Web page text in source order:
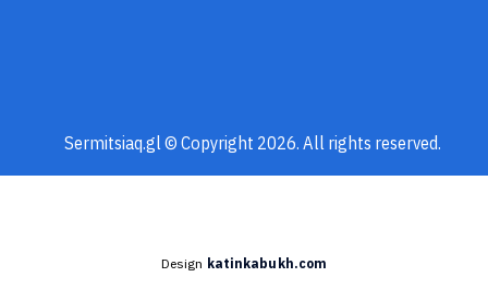
Sermitsiaq.gl © Copyright 2026. All rights reserved.
Design katinkabukh.com